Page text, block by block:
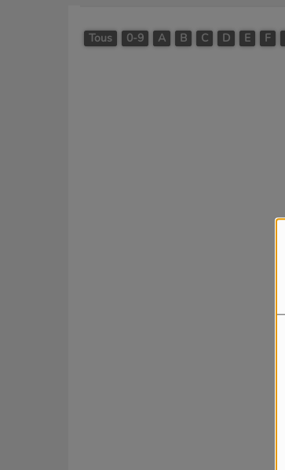
Tous 0-9 A B C D E F